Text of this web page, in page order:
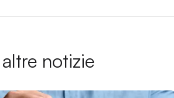
notizie